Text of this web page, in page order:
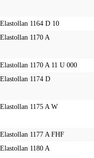
Elastollan 1164 D 10
Elastollan 1170 A
Elastollan 1170 A 11 U 000
Elastollan 1174 D
Elastollan 1175 A W
Elastollan 1177 A FHF
Elastollan 1180 A